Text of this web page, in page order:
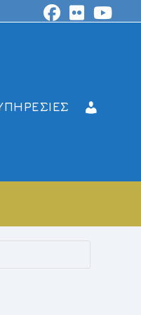
Escape